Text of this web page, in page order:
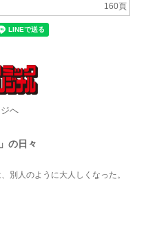
160頁
へ
の日々
別人のように大人しくなった。